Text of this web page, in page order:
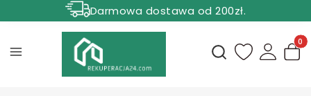
Darmowa dostawa od 200zł.
Rabat 5% dla zamówień powyżej 1000 zł.
Otwórz